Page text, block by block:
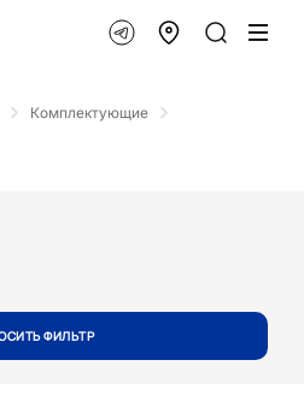
Комплектующие
ФИЛЬТР